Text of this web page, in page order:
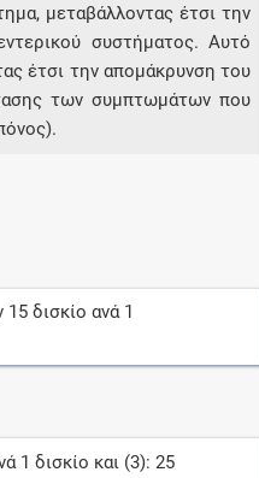
μεταβάλλοντας έτσι την
συστήματος. Αυτό
έτσι την απομάκρυνση του
των συμπτωμάτων που
15 δισκίο ανά 1
1 δισκίο και (3):25